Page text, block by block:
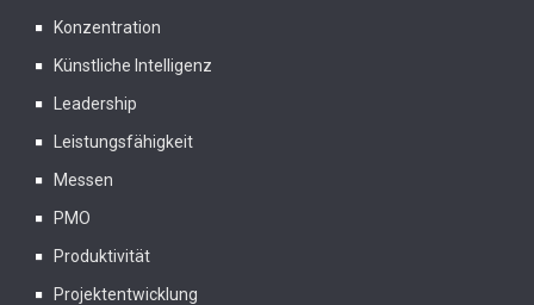
Konzentration
Künstliche Intelligenz
Leadership
Leistungsfähigkeit
Messen
PMO
Produktivität
Projektentwicklung